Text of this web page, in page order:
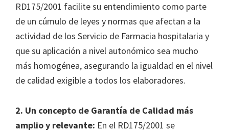
RD175/2001 facilite su entendimiento como parte
de un cúmulo de leyes y normas que afectan a la
actividad de los Servicio de Farmacia hospitalaria y
que su aplicación a nivel autonómico sea mucho
más homogénea, asegurando la igualdad en el nivel
de calidad exigible a todos los elaboradores.
2. Un concepto de Garantía de Calidad más
amplio y relevante: En el RD175/2001 se